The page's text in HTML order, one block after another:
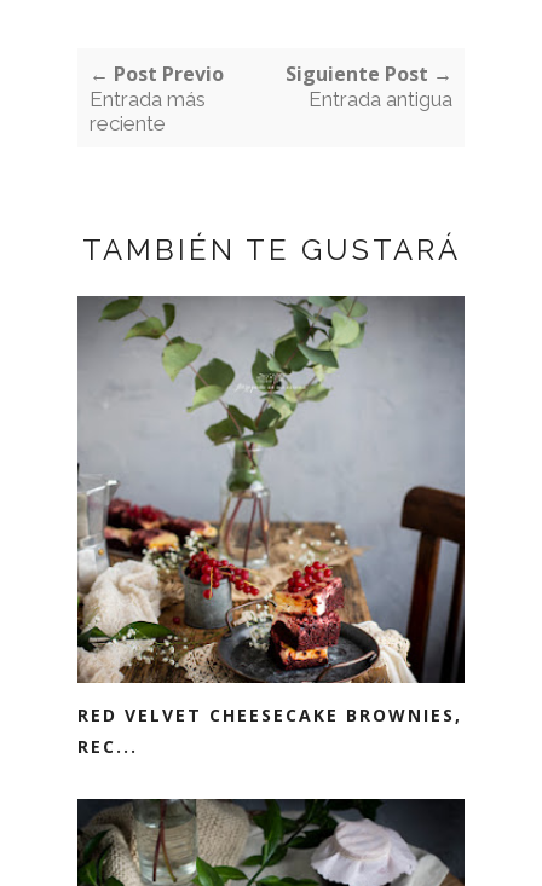
← Post Previo
Entrada más
reciente
Siguiente Post →
Entrada antigua
TAMBIÉN TE GUSTARÁ
RED VELVET CHEESECAKE BROWNIES,
REC...